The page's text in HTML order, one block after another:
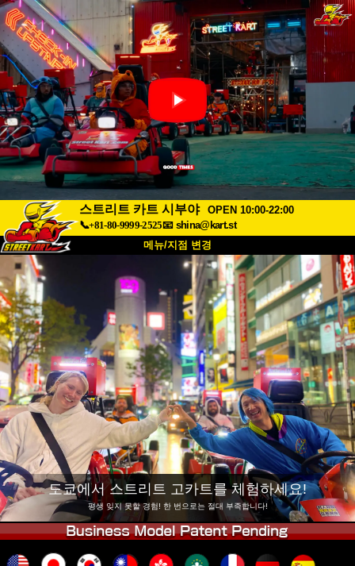
스트리트 카트 시부야
OPEN 10:00-22:00
📞+81-80-9999-2525📧 shina@kart.st
메뉴/지점 변경
최상단
소개 사양 가격
접근성 고객 리뷰 자주 묻는 질문
회사 정보 예약
지점 변경
도쿄 시나가와 #1 도쿄 아키하바라#1
도쿄 아키하바라#2 도쿄 시부야
도쿄 시부야 애넥스 도쿄 베이
도쿄 아사쿠사 오사카
오키나와
도쿄에서 스트리트 고카트를 체험하세요!
평생 잊지 못할 경험! 한 번으로는 절대 부족합니다!